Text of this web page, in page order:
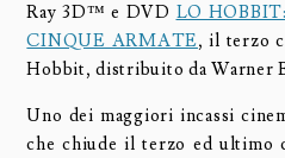
Ray 3D™ e DVD LO
CINQUE ARMATE, il terzo
Hobbit, distribuito da Warner
Uno dei maggiori incassi
che chiude il terzo ed ultimo